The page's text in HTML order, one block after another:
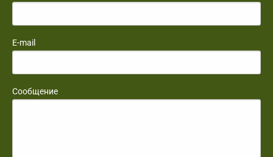
E-mail
Сообщение